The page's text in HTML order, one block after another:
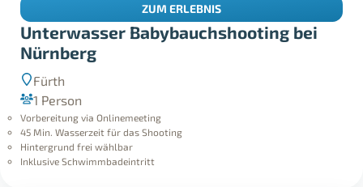
Unterwasser Babybauchshooting bei
Nürnberg
Fürth
1 Person
Vorbereitung via Onlinemeeting
45 Min. Wasserzeit für das Shooting
Hintergrund frei wählbar
Inklusive Schwimmbadeintritt
ZUM ERLEBNIS